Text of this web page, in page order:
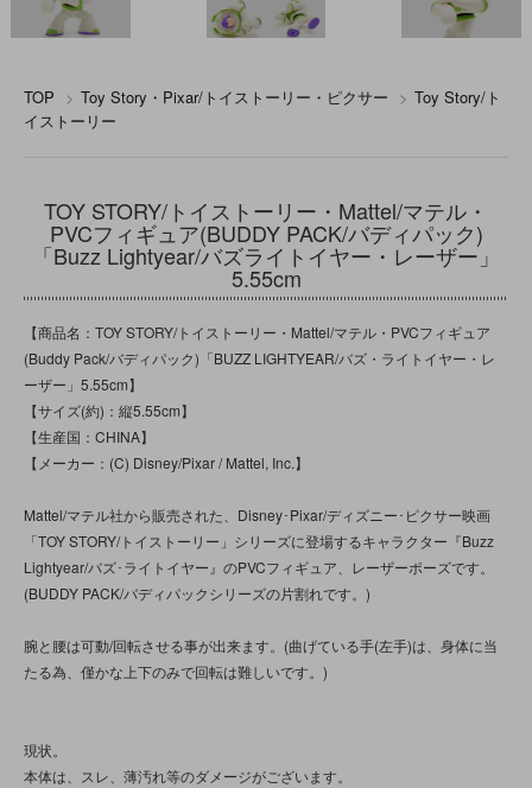
TOP > Toy Story・Pixar/トイストーリー・ピクサー > Toy Story/ト
イストーリー
TOY STORY/トイストーリー・Mattel/マテル・
PVCフィギュア(BUDDY PACK/バディパック)
「Buzz Lightyear/バズライトイヤー・レーザー」
5.55cm
【商品名：TOY STORY/トイストーリー・Mattel/マテル・PVCフィギュア
(Buddy Pack/バディパック)「BUZZ LIGHTYEAR/バズ・ライトイヤー・レ
ーザー」5.55cm】
【サイズ(約)：縦5.55cm】
【生産国：CHINA】
【メーカー：(C) Disney/Pixar / Mattel, Inc.】
Mattel/マテル社から販売された、Disney･Pixar/ディズニー･ピクサー映画
「TOY STORY/トイストーリー」シリーズに登場するキャラクター『Buzz
Lightyear/バズ･ライトイヤー』のPVCフィギュア、レーザーポーズです。
(BUDDY PACK/バディパックシリーズの片割れです。)
腕と腰は可動/回転させる事が出来ます。(曲げている手(左手)は、身体に当
たる為、僅かな上下のみで回転は難しいです。)
現状。
本体は、スレ、薄汚れ等のダメージがございます。